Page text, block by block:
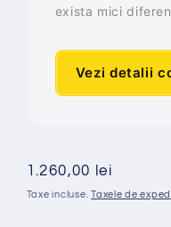
exista mici
Vezi detalii
Preț
obișnuit
1.260,00 lei
Taxe incluse.Taxele de